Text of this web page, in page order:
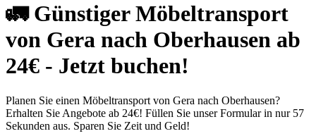
🚛 Günstiger Möbeltransport
von Gera nach Oberhausen ab
24€ - Jetzt buchen!
Planen Sie einen Möbeltransport von Gera nach Oberhausen?
Erhalten Sie Angebote ab 24€! Füllen Sie unser Formular in nur 57
Sekunden aus. Sparen Sie Zeit und Geld!